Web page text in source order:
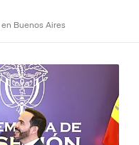
Buenos Aires